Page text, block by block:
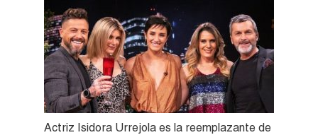
Actriz Isidora Urrejola es la reemplazante de